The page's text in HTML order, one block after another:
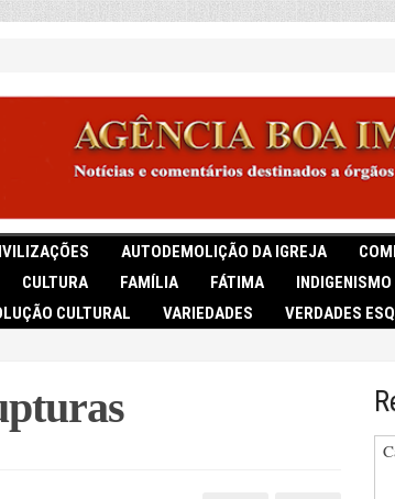
AUTODEMOLIÇÃO DA IGREJA
CULTURA FAMÍLIA FÁTIMA INDIGENISMO
CULTURAL VARIEDADES VERDADES